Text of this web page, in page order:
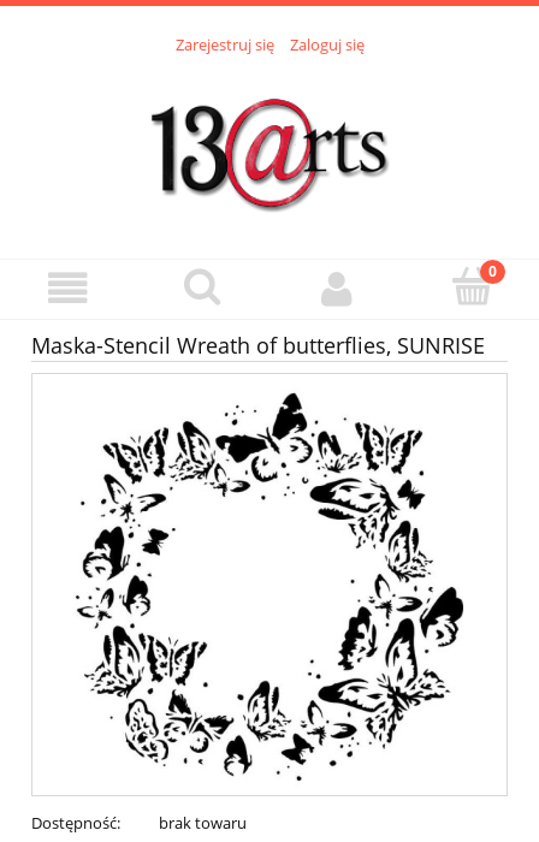
Zarejestruj się Zaloguj się
Maska-Stencil Wreath of butterflies, SUNRISE
Dostępność: brak towaru